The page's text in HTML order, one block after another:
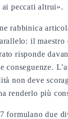
ai peccati altrui».
rabbinica
il maestro
risponde
conseguenze.
non deve
renderlo più
formulano due